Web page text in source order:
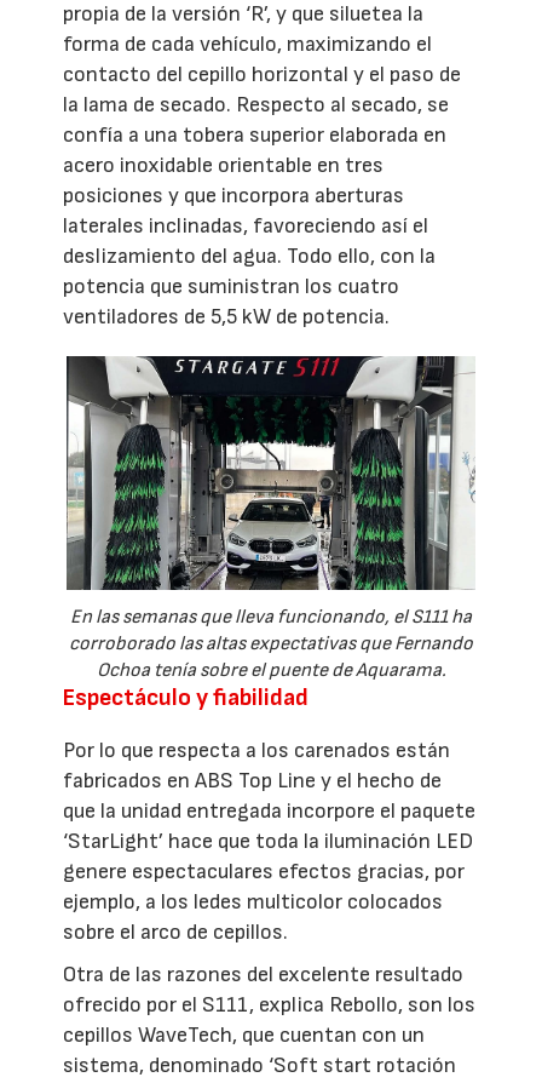
propia de la versión ‘R’, y que siluetea la
forma de cada vehículo, maximizando el
contacto del cepillo horizontal y el paso de
la lama de secado. Respecto al secado, se
confía a una tobera superior elaborada en
acero inoxidable orientable en tres
posiciones y que incorpora aberturas
laterales inclinadas, favoreciendo así el
deslizamiento del agua. Todo ello, con la
potencia que suministran los cuatro
ventiladores de 5,5 kW de potencia.
En las semanas que lleva funcionando, el S111 ha
corroborado las altas expectativas que Fernando
Ochoa tenía sobre el puente de Aquarama.
Espectáculo y fiabilidad
Por lo que respecta a los carenados están
fabricados en ABS Top Line y el hecho de
que la unidad entregada incorpore el paquete
‘StarLight’ hace que toda la iluminación LED
genere espectaculares efectos gracias, por
ejemplo, a los ledes multicolor colocados
sobre el arco de cepillos.
Otra de las razones del excelente resultado
ofrecido por el S111, explica Rebollo, son los
cepillos WaveTech, que cuentan con un
sistema, denominado ‘Soft start rotación